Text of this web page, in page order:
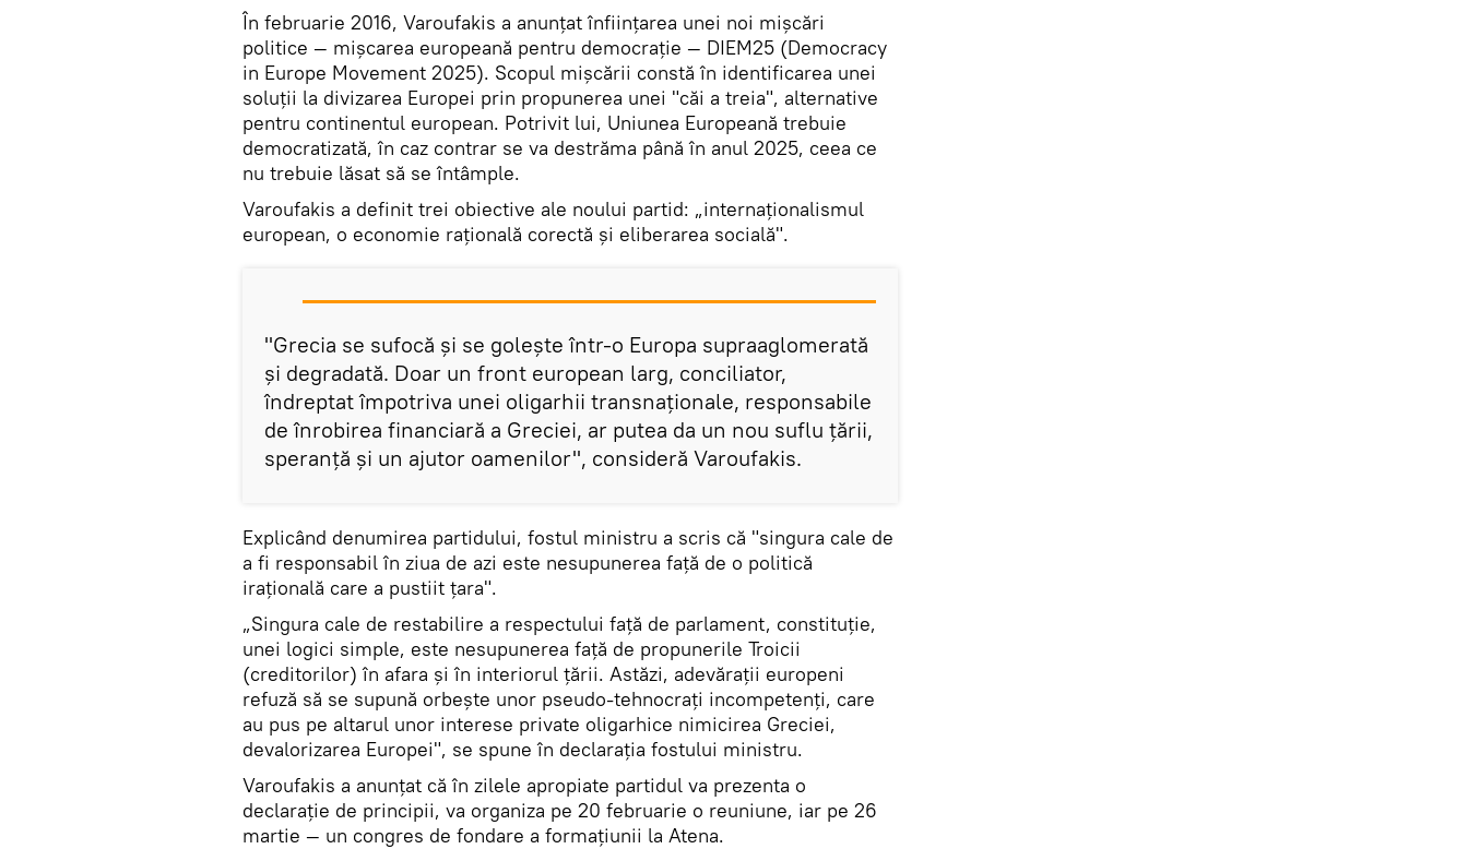
În februarie 2016, Varoufakis a anunțat înființarea unei noi mișcări
politice — mișcarea europeană pentru democrație — DIEM25 (Democracy
in Europe Movement 2025). Scopul mișcării constă în identificarea unei
soluții la divizarea Europei prin propunerea unei "căi a treia", alternative
pentru continentul european. Potrivit lui, Uniunea Europeană trebuie
democratizată, în caz contrar se va destrăma până în anul 2025, ceea ce
nu trebuie lăsat să se întâmple.
Varoufakis a definit trei obiective ale noului partid: „internaționalismul
european, o economie rațională corectă și eliberarea socială".
"Grecia se sufocă și se golește într-o Europa supraaglomerată
și degradată. Doar un front european larg, conciliator,
îndreptat împotriva unei oligarhii transnaționale, responsabile
de înrobirea financiară a Greciei, ar putea da un nou suflu țării,
speranță și un ajutor oamenilor", consideră Varoufakis.
Explicând denumirea partidului, fostul ministru a scris că "singura cale de
a fi responsabil în ziua de azi este nesupunerea față de o politică
irațională care a pustiit țara".
„Singura cale de restabilire a respectului față de parlament, constituție,
unei logici simple, este nesupunerea față de propunerile Troicii
(creditorilor) în afara și în interiorul țării. Astăzi, adevărații europeni
refuză să se supună orbește unor pseudo-tehnocrați incompetenți, care
au pus pe altarul unor interese private oligarhice nimicirea Greciei,
devalorizarea Europei", se spune în declarația fostului ministru.
Varoufakis a anunțat că în zilele apropiate partidul va prezenta o
declarație de principii, va organiza pe 20 februarie o reuniune, iar pe 26
martie — un congres de fondare a formațiunii la Atena.